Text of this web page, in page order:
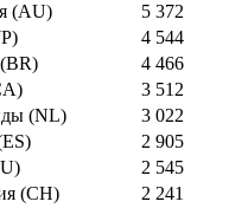
(AU)
5 372
)
4 544
(BR)
4 466
)
3 512
(NL)
3 022
ES)
2 905
)
2 545
(CH)
2 241